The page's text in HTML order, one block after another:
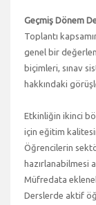
Geçmiş Dönem
Toplantı
genel bir
biçimleri, sınav
hakkındaki
Etkinliğin ikinci
için eğitim
Öğrencilerin
hazırlanabilmesi
Müfredata
Derslerde aktif